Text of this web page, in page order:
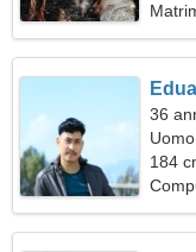
36
184